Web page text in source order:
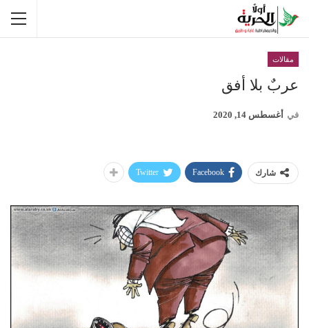
مقالات
عربٌ بلا أفق
في أغسطس 14, 2020
شارك Facebook
Twitter